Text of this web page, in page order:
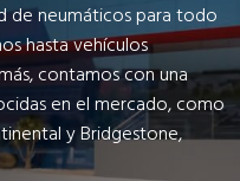
de neumáticos para todo
hasta vehículos
contamos con una
en el mercado, como
y Bridgestone,